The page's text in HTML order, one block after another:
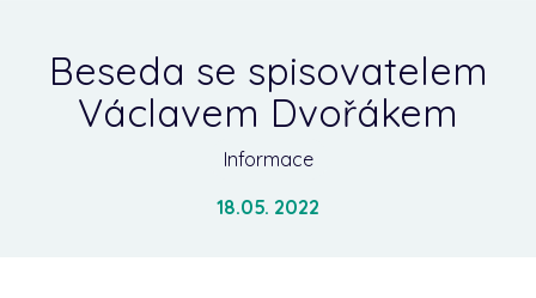
Beseda se spisovatelem
Václavem Dvořákem
Informace
18.05. 2022